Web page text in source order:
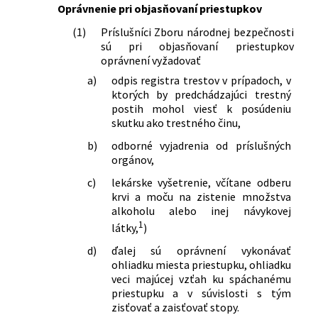
Oprávnenie pri objasňovaní priestupkov
(1)
Príslušníci Zboru národnej bezpečnosti
sú pri objasňovaní priestupkov
oprávnení vyžadovať
a)
odpis registra trestov v prípadoch, v
ktorých by predchádzajúci trestný
postih mohol viesť k posúdeniu
skutku ako trestného činu,
b)
odborné vyjadrenia od príslušných
orgánov,
c)
lekárske vyšetrenie, včítane odberu
krvi a moču na zistenie množstva
alkoholu alebo inej návykovej
látky,1)
d)
ďalej sú oprávnení vykonávať
ohliadku miesta priestupku, ohliadku
veci majúcej vzťah ku spáchanému
priestupku a v súvislosti s tým
zisťovať a zaisťovať stopy.